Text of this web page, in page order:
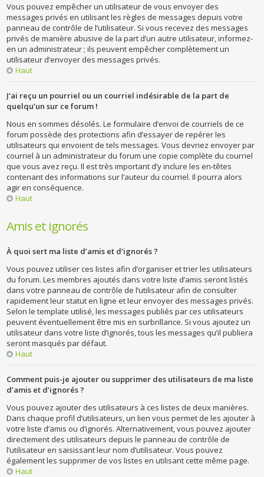
Vous pouvez empêcher un utilisateur de vous envoyer des
messages privés en utilisant les règles de messages depuis votre
panneau de contrôle de l’utilisateur. Si vous recevez des messages
privés de manière abusive de la part d’un autre utilisateur, informez-
en un administrateur ; ils peuvent empêcher complètement un
utilisateur d’envoyer des messages privés.
Haut
J’ai reçu un pourriel ou un courriel indésirable de la part de
quelqu’un sur ce forum !
Nous en sommes désolés. Le formulaire d’envoi de courriels de ce
forum possède des protections afin d’essayer de repérer les
utilisateurs qui envoient de tels messages. Vous devriez envoyer par
courriel à un administrateur du forum une copie complète du courriel
que vous avez reçu. Il est très important d’y inclure les en-têtes
contenant des informations sur l’auteur du courriel. Il pourra alors
agir en conséquence.
Haut
Amis et ignorés
À quoi sert ma liste d’amis et d’ignorés ?
Vous pouvez utiliser ces listes afin d’organiser et trier les utilisateurs
du forum. Les membres ajoutés dans votre liste d’amis seront listés
dans votre panneau de contrôle de l’utilisateur afin de consulter
rapidement leur statut en ligne et leur envoyer des messages privés.
Selon le template utilisé, les messages publiés par ces utilisateurs
peuvent éventuellement être mis en surbrillance. Si vous ajoutez un
utilisateur dans votre liste d’ignorés, tous les messages qu’il publiera
seront masqués par défaut.
Haut
Comment puis-je ajouter ou supprimer des utilisateurs de ma liste
d’amis et d’ignorés ?
Vous pouvez ajouter des utilisateurs à ces listes de deux manières.
Dans chaque profil d’utilisateurs, un lien vous permet de les ajouter à
votre liste d’amis ou d’ignorés. Alternativement, vous pouvez ajouter
directement des utilisateurs depuis le panneau de contrôle de
l’utilisateur en saisissant leur nom d’utilisateur. Vous pouvez
également les supprimer de vos listes en utilisant cette même page.
Haut